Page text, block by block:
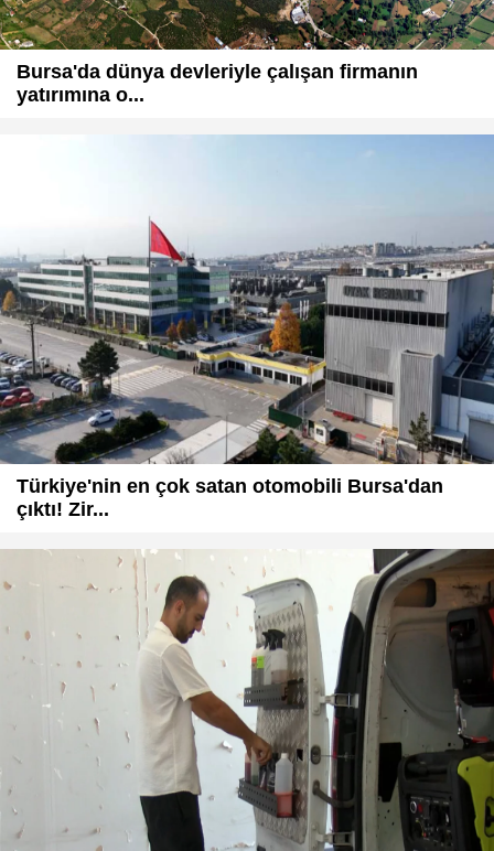
Bursa'da dünya devleriyle çalışan firmanın
yatırımına o...
Türkiye'nin en çok satan otomobili Bursa'dan
çıktı! Zir...